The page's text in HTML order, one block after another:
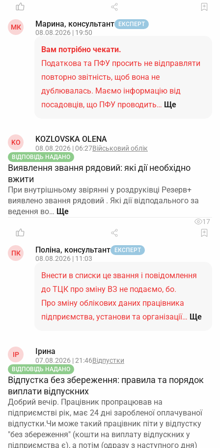
МК Марина, консультант ЕКСПЕРТ
08.08.2026 | 19:50
Вам потрібно чекати.
Податкова та ПФУ просить не відправляти
повторно звітність, щоб вона не
дублювалась. Маємо інформацію від
посадовців, що ПФУ проводить… Ще
KO KOZLOVSKA OLENA
08.08.2026 | 06:27Військовий облік
ВІДПОВІДЬ НАДАНО
Виявлення звання рядовий: які дії необхідно
вжити
При внутрішньому звірянні у роздруківці Резерв+
виявлено звання рядовий . Які дії відподального за
ведення во…
17
ПК Поліна, консультант ЕКСПЕРТ
08.08.2026 | 11:03
Внести в списки це звання і повідомлення
до ТЦК про зміну ВЗ не подаємо, бо.
Про зміну облікових даних працівника
підприємства, установи та організації… Ще
ІР Ірина
07.08.2026 | 21:46Відпустки
ВІДПОВІДЬ НАДАНО
Відпустка без збереження: правила та порядок
виплати відпускних
Добрий вечір. Працівник пропрацював на
підприємстві рік, має 24 дні заробленої оплачуваної
відпустки.Чи може такий працівник піти у відпустку
"без збереження" (кошти на виплату відпускних у
підприємства є), а потім (одразу з наступного дня)